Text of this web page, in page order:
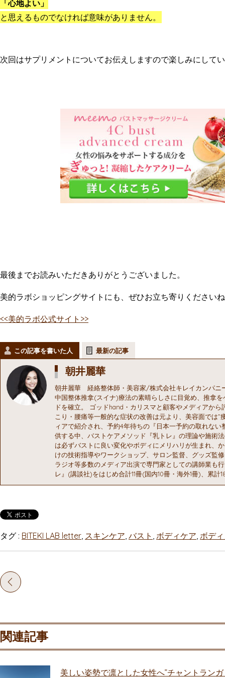
「心地よい」
と思えるものでなければ意味がありません。
次回はサプリメントについてお伝えしますので楽しみにして
最後までお読みいただきありがとうございました。
美的ラボショッピングサイトにも、ぜひお立ち寄りください
<<美的ラボ公式サイト>>
この記事を書いた人 最新の記事
朝井麗華
朝井麗華 経絡整体師・美容家/株式会社キレイカンパニ
中国整体推拿(スイナ)療法の素晴らしさに目覚め、推拿
ドを確立。 ゴッドhand・カリスマと顧客やメディアか
こり・腰痛等一般的な症状の改善は元より、美容面では
ィアで紹介され、予約4年待ちの『日本一予約の取れな
供する中、バストケアメソッド『乳トレ』の理論や施術
は必ずバストに良い変化やボディにメリハリが生まれ、
けの技術指導やワークショップ、サロン監督、グッズ監
ラジオ等多数のメディア出演で専門家としての講師業も
レ』(講談社)をはじめ合計11冊(国内10冊・海外1冊)、累計
タグ : BITEKI LAB letter スキンケア バスト ボディケア ボデ
関連記事
美しい姿勢で凛とした女性へ”チャントラン